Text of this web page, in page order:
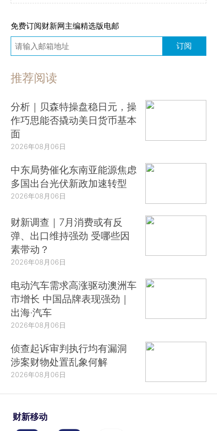
免费订阅财新网主编精选版电邮
订阅
推荐阅读
分析｜贝森特操盘稳日元，操
作巧思能否撬动美日货币基本
面
2026年08月06日
中东局势催化东南亚能源焦虑
多国出台光伏新政加速转型
2026年08月06日
财新调查｜7月消费或有反
弹、出口维持强劲 受哪些因
素带动？
2026年08月06日
电动汽车需求高涨驱动澳洲车
市增长 中国品牌表现强劲｜
出海·汽车
2026年08月06日
侦查起诉审判执行均有漏洞
涉案财物处置乱象何解
2026年08月06日
财新移动